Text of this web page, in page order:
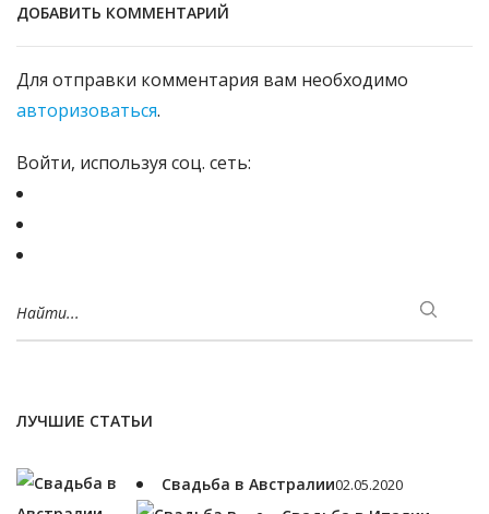
ДОБАВИТЬ КОММЕНТАРИЙ
Для отправки комментария вам необходимо
авторизоваться.
Войти, используя соц. сеть:
Найти...
ЛУЧШИЕ СТАТЬИ
Свадьба в Австралии02.05.2020